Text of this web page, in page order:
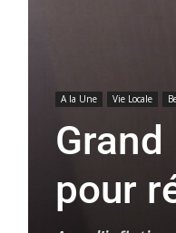
A la Une Vie Locale
pour